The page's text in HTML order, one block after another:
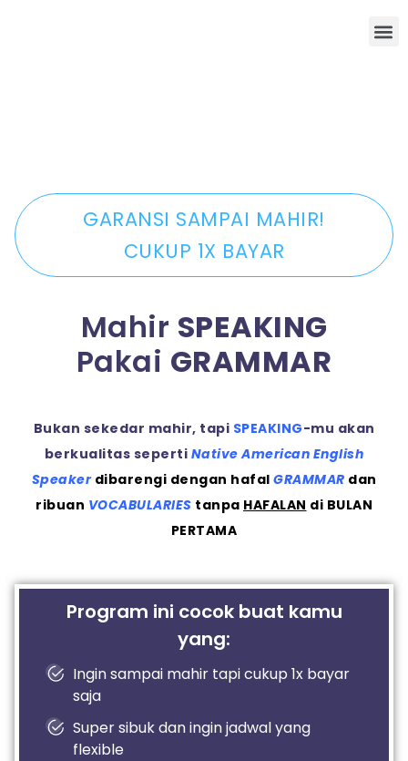
GARANSI SAMPAI MAHIR!
CUKUP 1X BAYAR
Mahir SPEAKING
Pakai GRAMMAR
Bukan sekedar mahir, tapi SPEAKING-mu akan
berkualitas seperti Native American English
Speaker dibarengi dengan hafal GRAMMAR dan
ribuan VOCABULARIES tanpa HAFALAN di BULAN
PERTAMA
Program ini cocok buat kamu
yang:
Ingin sampai mahir tapi cukup 1x bayar
saja
Super sibuk dan ingin jadwal yang
flexible